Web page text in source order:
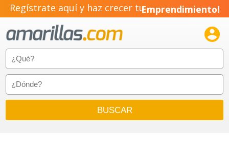
Regístrate aquí y haz crecer tuEmprendimiento!
